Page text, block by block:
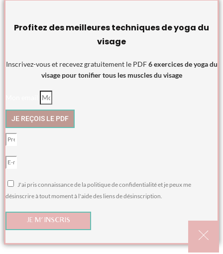
Profitez des meilleures techniques de yoga du
visage
Inscrivez-vous et recevez gratuitement le PDF6 exercices de yoga du
visage pour tonifier tous les muscles du visage
JE REÇOIS LE PDF
J'ai pris connaissance de la politique de confidentialité et je peux me
désinscrire à tout moment à l'aide des liens de désinscription.
JE M'INSCRIS